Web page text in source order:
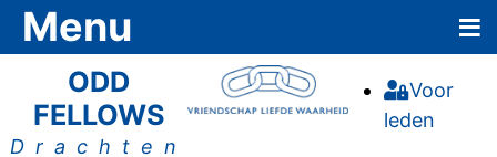
ODD
FELLOWS
Drachten
Voor
leden
Menu ≡